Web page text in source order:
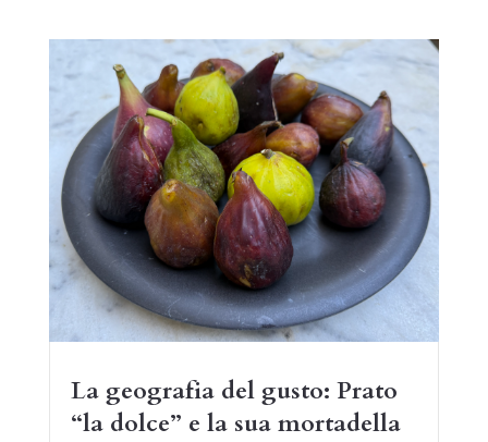
La geografia del gusto: Prato
“la dolce” e la sua mortadella